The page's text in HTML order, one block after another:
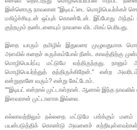
இன்னொரு நாவலான "இடியட்'டை மொழிபெயர்க்கச்
மகிழ்ச்சியுடன் ஒப்புக் கொண்டேன். இப்போது அந்தப்
குற்றமும் தண்டனையும் நாவலை விட மிகப் பெரியது.
இதை யாரும் தமிழில் இதுவரை முழுவதுமாக
அளவில் கதைச் சுருக்கம்போல் நீண்ட காலத்திற்கு
மொழிபெயர்ப்பு மட்டுமே வந்திருந்தது.
மொழிபெயர்த்துத் தந்திருக்கிறேன்.'' என்ற
என்றுதானே வரும்? என்று கேட்டோம்.
""இடியட் என்றால் முட்டாள்தான். ஆனால் இந்த
இளவரசன் முட்டாளாக இல்லை.
எல்லாவற்றிலும் நல்லதை மட்டுமே பார்க்கும் மனம்
பயன்படுத்திக் கொண்டு அவனைச்